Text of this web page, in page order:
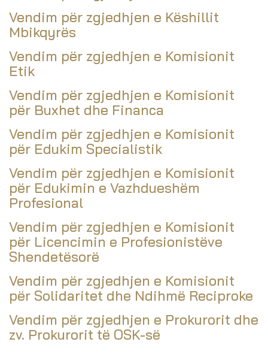
Vendim për zgjedhjen e Këshillit
Mbikqyrës
Vendim për zgjedhjen e Komisionit
Etik
Vendim për zgjedhjen e Komisionit
për Buxhet dhe Financa
Vendim për zgjedhjen e Komisionit
për Edukim Specialistik
Vendim për zgjedhjen e Komisionit
për Edukimin e Vazhdueshëm
Profesional
Vendim për zgjedhjen e Komisionit
për Licencimin e Profesionistëve
Shendetësorë
Vendim për zgjedhjen e Komisionit
për Solidaritet dhe Ndihmë Reciproke
Vendim për zgjedhjen e Prokurorit dhe
zv. Prokurorit të OSK-së